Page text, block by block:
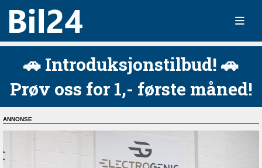
🚗 Introduksjonstilbud! 🚗
Prøv oss for 1,- første måned!